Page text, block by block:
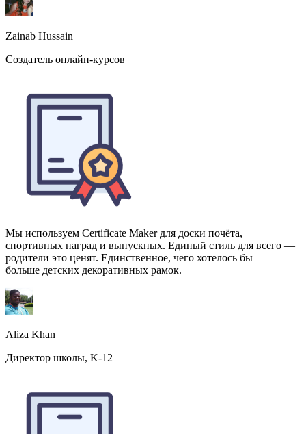
Мы используем Certificate Maker для доски почёта,
спортивных наград и выпускных. Единый стиль для всего —
родители это ценят. Единственное, чего хотелось бы —
больше детских декоративных рамок.
Aliza Khan
Директор школы, K-12